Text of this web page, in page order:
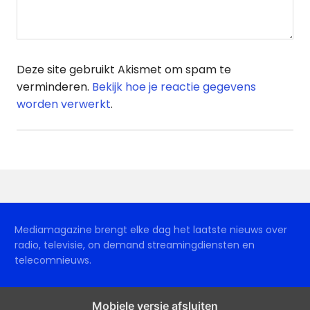
Deze site gebruikt Akismet om spam te
verminderen. Bekijk hoe je reactie gegevens
worden verwerkt.
Mediamagazine brengt elke dag het laatste nieuws over
radio, televisie, on demand streamingdiensten en
telecomnieuws.
Mobiele versie afsluiten